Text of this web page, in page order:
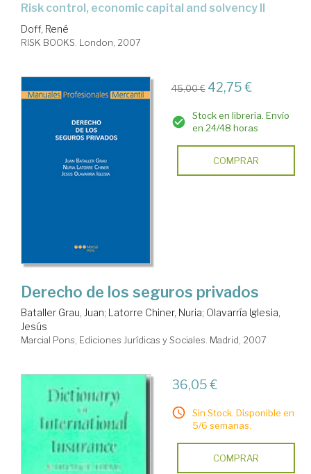
risk control, economic capital and solvency II
Doff, René
RISK BOOKS. London, 2007
45,00 € 42,75 €
Stock en librería. Envío
en 24/48 horas
COMPRAR
Derecho de los seguros privados
Bataller Grau, Juan; Latorre Chiner, Nuria; Olavarría Iglesia,
Jesús
Marcial Pons, Ediciones Jurídicas y Sociales. Madrid, 2007
36,05 €
Sin Stock. Disponible en
5/6 semanas.
COMPRAR